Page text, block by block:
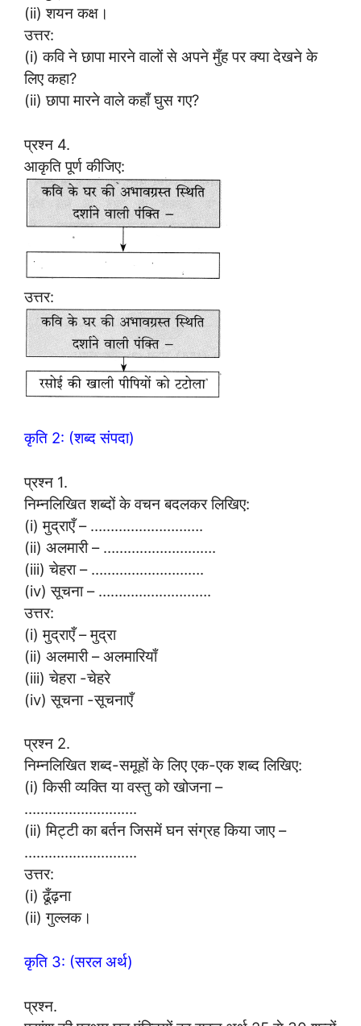
(ii) शयन कक्ष।
उत्तर:
(i) कवि ने छापा मारने वालों से अपने मुँह पर क्या देखने के
लिए कहा?
(ii) छापा मारने वाले कहाँ घुस गए?
प्रश्न 4.
आकृति पूर्ण कीजिए:
उत्तर:
कृति 2: (शब्द संपदा)
प्रश्न 1.
निम्नलिखित शब्दों के वचन बदलकर लिखिए:
(i) मुद्राएँ – ……………………….
(ii) अलमारी – ……………………….
(iii) चेहरा – ……………………….
(iv) सूचना – ……………………….
उत्तर:
(i) मुद्राएँ – मुद्रा
(ii) अलमारी – अलमारियाँ
(iii) चेहरा -चेहरे
(iv) सूचना -सूचनाएँ
प्रश्न 2.
निम्नलिखित शब्द-समूहों के लिए एक-एक शब्द लिखिए:
(i) किसी व्यक्ति या वस्तु को खोजना –
……………………….
(ii) मिट्टी का बर्तन जिसमें घन संग्रह किया जाए –
……………………….
उत्तर:
(i) ढूँढ़ना
(ii) गुल्लक।
कृति 3: (सरल अर्थ)
प्रश्न.